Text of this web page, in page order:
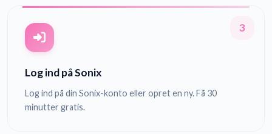
3
Log ind på Sonix
Log ind på din Sonix-konto eller opret en ny. Få 30
minutter gratis.